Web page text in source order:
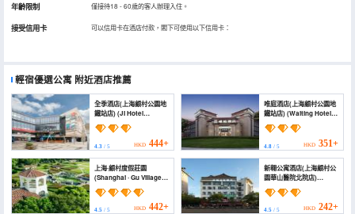
年齡限制 僅接待18 - 60歲的客人辦理入住。
接受信用卡 可以信用卡在酒店付款，閣下可使用以下信用卡：
輕宿優選公寓 附近酒店推薦
全季酒店(上海顧村公園地
鐵站店) (JI Hotel
(Shanghai Gucun Park
Metro Station))
4.3 / 5 HKD 444+
唯庭酒店(上海顧村公園地
鐵站店) (Waiting Hotel
(Shanghai Gucun Park
Subway Station))
4.8/ 5 HKD 351+
上海·顧村度假莊園
(Shanghai · Gu Village
Resort Estate)
4.5 / 5 HKD 442+
新翱公寓酒店(上海顧村公
園華山醫院北院店)
(Xin'ao Apartment Hotel
(Shanghai Gucun Park
Huashan Hospital
4.5/ 5 HKD 242+